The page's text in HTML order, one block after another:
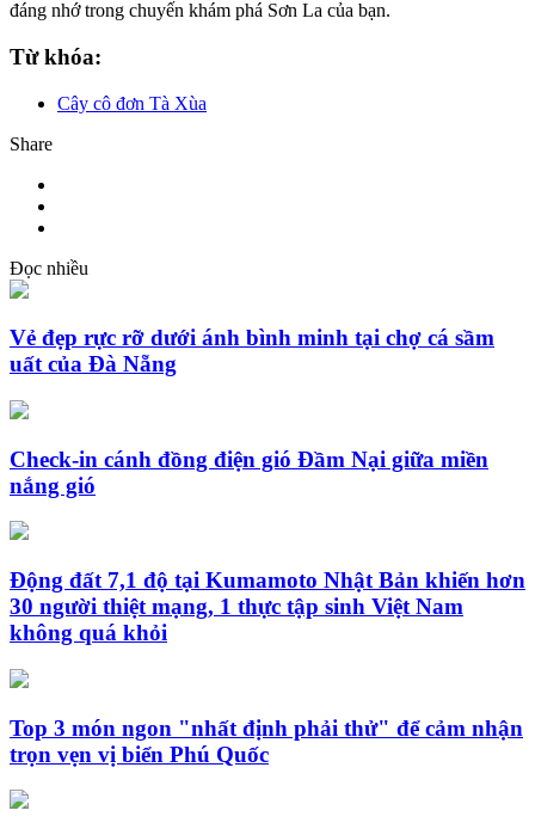
đáng nhớ trong chuyến khám phá Sơn La của bạn.
Từ khóa:
Cây cô đơn Tà Xùa
Share
Đọc nhiều
Vẻ đẹp rực rỡ dưới ánh bình minh tại chợ cá sầm
uất của Đà Nẵng
Check-in cánh đồng điện gió Đầm Nại giữa miền
nắng gió
Động đất 7,1 độ tại Kumamoto Nhật Bản khiến hơn
30 người thiệt mạng, 1 thực tập sinh Việt Nam
không quá khỏi
Top 3 món ngon "nhất định phải thử" để cảm nhận
trọn vẹn vị biển Phú Quốc